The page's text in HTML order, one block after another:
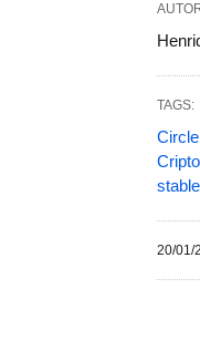
TAGS:
Circle
20/01/